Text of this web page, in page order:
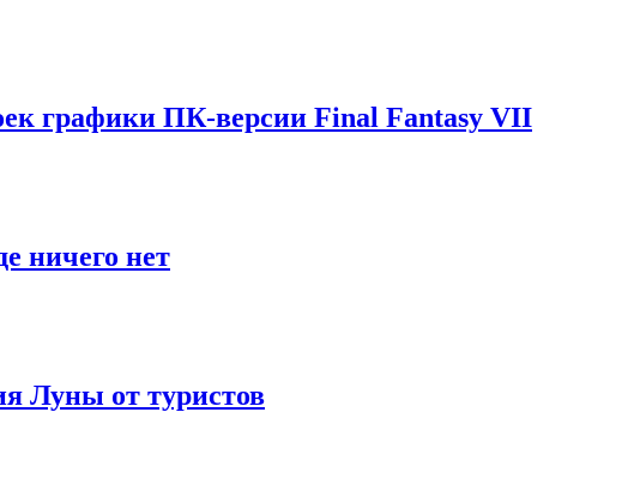
графики ПК-версии Final Fantasy VII
ничего нет
Луны от туристов